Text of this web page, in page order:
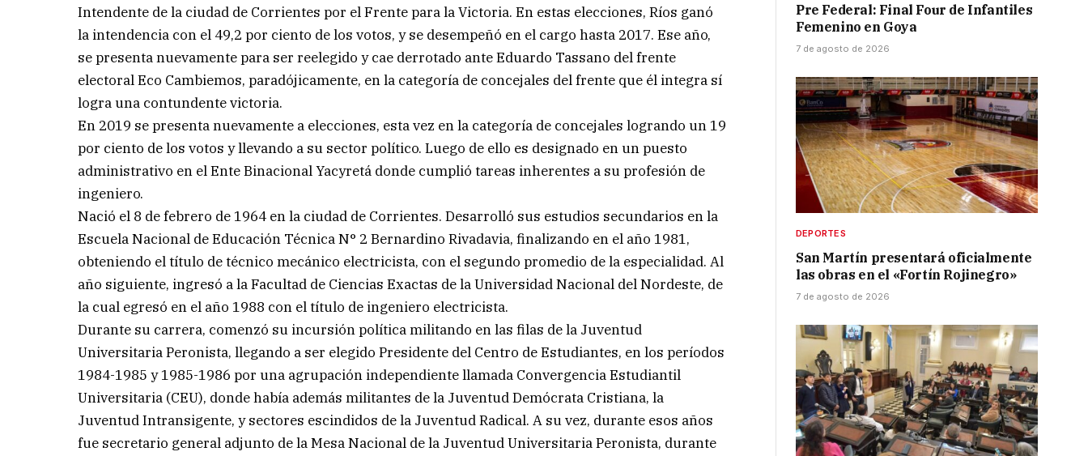
Intendente de la ciudad de Corrientes por el Frente para la Victoria. En estas elecciones, Ríos ganó
la intendencia con el 49,2 por ciento de los votos, y se desempeñó en el cargo hasta 2017. Ese año,
se presenta nuevamente para ser reelegido y cae derrotado ante Eduardo Tassano del frente
electoral Eco Cambiemos, paradójicamente, en la categoría de concejales del frente que él integra sí
logra una contundente victoria.
En 2019 se presenta nuevamente a elecciones, esta vez en la categoría de concejales logrando un 19
por ciento de los votos y llevando a su sector político. Luego de ello es designado en un puesto
administrativo en el Ente Binacional Yacyretá donde cumplió tareas inherentes a su profesión de
ingeniero.
Nació el 8 de febrero de 1964 en la ciudad de Corrientes. Desarrolló sus estudios secundarios en la
Escuela Nacional de Educación Técnica N° 2 Bernardino Rivadavia, finalizando en el año 1981,
obteniendo el título de técnico mecánico electricista, con el segundo promedio de la especialidad. Al
año siguiente, ingresó a la Facultad de Ciencias Exactas de la Universidad Nacional del Nordeste, de
la cual egresó en el año 1988 con el título de ingeniero electricista.
Durante su carrera, comenzó su incursión política militando en las filas de la Juventud
Universitaria Peronista, llegando a ser elegido Presidente del Centro de Estudiantes, en los períodos
1984-1985 y 1985-1986 por una agrupación independiente llamada Convergencia Estudiantil
Universitaria (CEU), donde había además militantes de la Juventud Demócrata Cristiana, la
Juventud Intransigente, y sectores escindidos de la Juventud Radical. A su vez, durante esos años
fue secretario general adjunto de la Mesa Nacional de la Juventud Universitaria Peronista, durante
Pre Federal: Final Four de Infantiles
Femenino en Goya
7 de agosto de 2026
DEPORTES
San Martín presentará oficialmente
las obras en el «Fortín Rojinegro»
7 de agosto de 2026